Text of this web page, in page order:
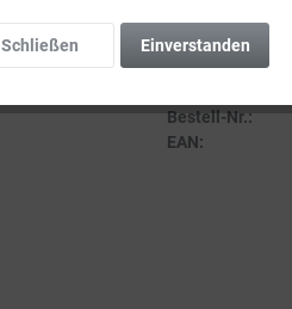
Vergleichen
Bestell-Nr.:
EAN:
Einverstanden
Schließen